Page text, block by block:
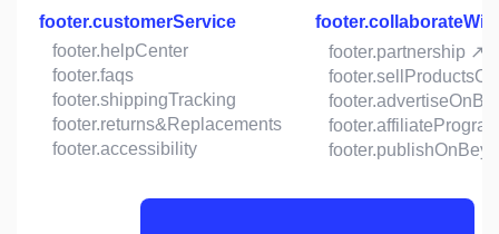
footer.customerService
footer.helpCenter
footer.faqs
footer.shippingTracking
footer.returns&Replacements
footer.accessibility
footer.partnership ↗